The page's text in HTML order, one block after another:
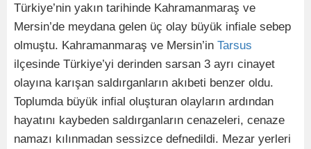
Türkiye’nin yakın tarihinde Kahramanmaraş ve
Mersin’de meydana gelen üç olay büyük infiale sebep
olmuştu. Kahramanmaraş ve Mersin’in Tarsus
ilçesinde Türkiye’yi derinden sarsan 3 ayrı cinayet
olayına karışan saldırganların akıbeti benzer oldu.
Toplumda büyük infial oluşturan olayların ardından
hayatını kaybeden saldırganların cenazeleri, cenaze
namazı kılınmadan sessizce defnedildi. Mezar yerleri